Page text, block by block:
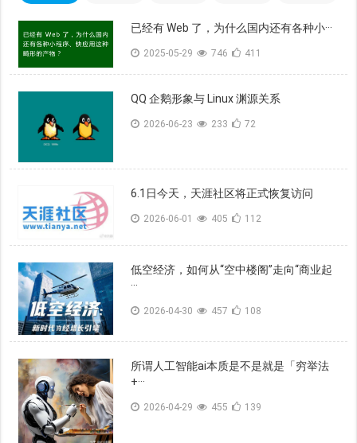
已经有 Web 了，为什么国内还有各种小···
2025-05-29 746 411
QQ 企鹅形象与 Linux 渊源关系
2026-06-23 233 72
6.1日今天，天涯社区将正式恢复访问
2026-06-01 405 112
低空经济，如何从“空中楼阁”走向“商业起
···
2026-04-30 457 108
所谓人工智能ai本质是不是就是「穷举法
+···
2026-04-29 455 139